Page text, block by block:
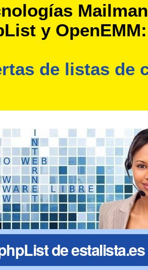
y OpenEMM:
de listas de
de estalista.es